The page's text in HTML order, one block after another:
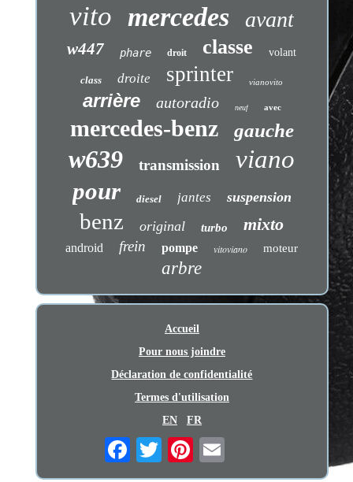
vito mercedes avant
w447 phare droit classe volant
class droite sprinter vianovito
arrière autoradio neuf avec
mercedes-benz gauche
w639 transmission viano
pour diesel jantes suspension
benz original turbo mixto
android frein pompe vitoviano moteur
arbre
Accueil
Pour nous joindre
Déclaration de confidentialité
Termes d'utilisation
EN
FR